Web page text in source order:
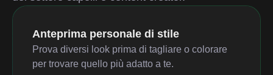
Anteprima personale di stile
Prova diversi look prima di tagliare o colorare
per trovare quello più adatto a te.